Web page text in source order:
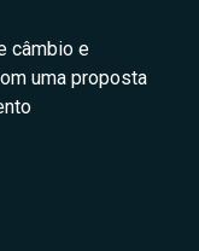
câmbio e
uma proposta